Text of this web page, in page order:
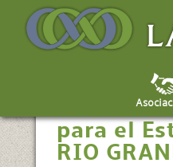
Datos
para el
RIO